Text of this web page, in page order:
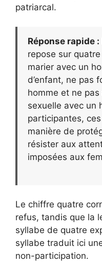
patriarcal.
Réponse rapide :
repose sur
marier avec un
d’enfant, ne pas
homme et ne
sexuelle avec un
participantes,
manière de
résister aux
imposées aux
Le chiffre quatre
refus, tandis que la
syllabe de quatre
syllabe traduit ici
non-participation.